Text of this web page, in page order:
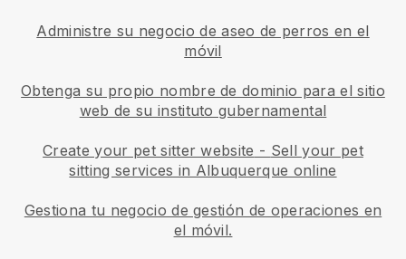
Administre su negocio de aseo de perros en el
móvil
Obtenga su propio nombre de dominio para el sitio
web de su instituto gubernamental
Create your pet sitter website - Sell your pet
sitting services in Albuquerque online
Gestiona tu negocio de gestión de operaciones en
el móvil.